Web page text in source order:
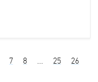
7 8 ... 25
26